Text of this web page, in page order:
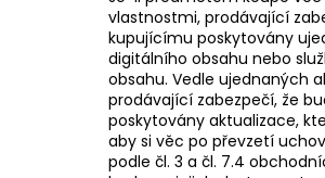
vlastnostmi, prodávající
kupujícímu poskytovány
digitálního obsahu nebo
obsahu. Vedle ujednaných
prodávající zabezpečí, že
poskytovány aktualizace,
aby si věc po převzetí
podle čl. 3 a čl. 7.4